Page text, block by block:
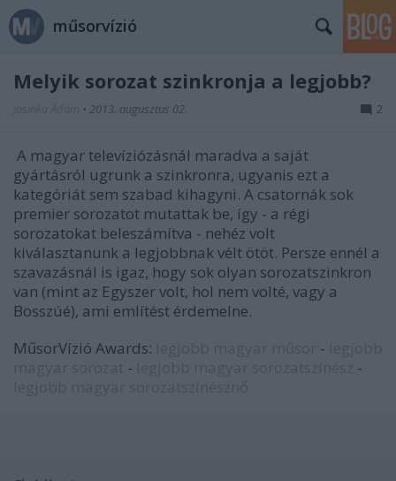
műsorvízió
Melyik sorozat szinkronja a legjobb?
• 2013. augusztus 02. 2
A magyar televíziózásnál maradva a saját
gyártásról ugrunk a szinkronra, ugyanis ezt a
kategóriát sem szabad kihagyni. A csatornák sok
premier sorozatot mutattak be, így - a régi
sorozatokat beleszámítva - nehéz volt
kiválasztanunk a legjobbnak vélt ötöt. Persze ennél a
szavazásnál is igaz, hogy sok olyan sorozatszinkron
van (mint az Egyszer volt, hol nem volté, vagy a
Bosszúé), ami említést érdemelne.
MűsorVízió Awards:
-
-
-